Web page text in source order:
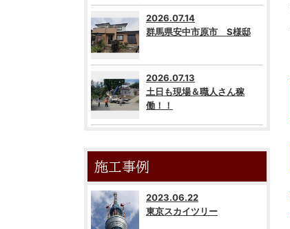
2026.07.14
群馬県安中市原市 S様邸
2026.07.13
土日も現場＆職人さん稼
働！！
施工事例
2023.06.22
東京スカイツリー